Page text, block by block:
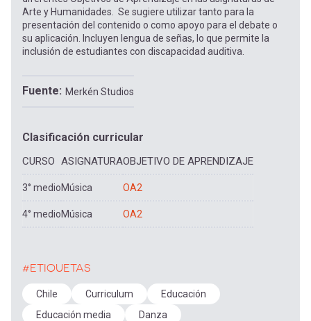
Arte y Humanidades. Se sugiere utilizar tanto para la
presentación del contenido o como apoyo para el debate o
su aplicación. Incluyen lengua de señas, lo que permite la
inclusión de estudiantes con discapacidad auditiva.
Fuente Merkén Studios
Clasificación curricular
CURSO ASIGNATURAOBJETIVO DE APRENDIZAJE
3° medioMúsica OA2
4° medioMúsica OA2
#ETIQUETAS
Chile Curriculum
Educación
Educación media
Danza